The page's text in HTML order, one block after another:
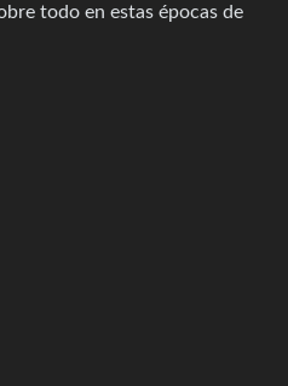
todo en estas épocas de